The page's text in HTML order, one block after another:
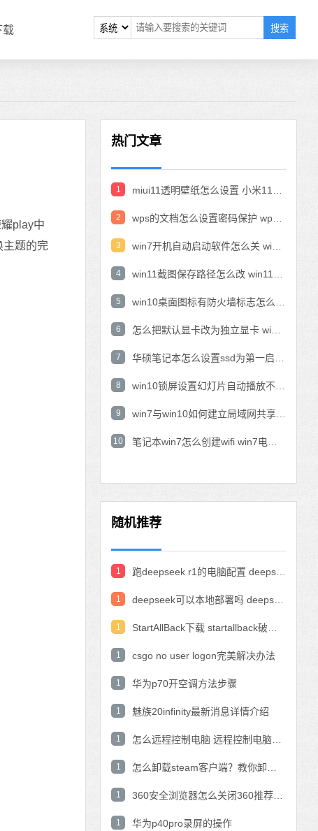
载 搜索
play中
主题的完
热门文章
1
2
3
4
5
6
7
8
9
10
随机推荐
1
1
1
1 csgo no user logon完美解决办法
1 华为p70开空调方法步骤
1 魅族20infinity最新消息详情介绍
1
1
1
1 华为p40pro录屏的操作